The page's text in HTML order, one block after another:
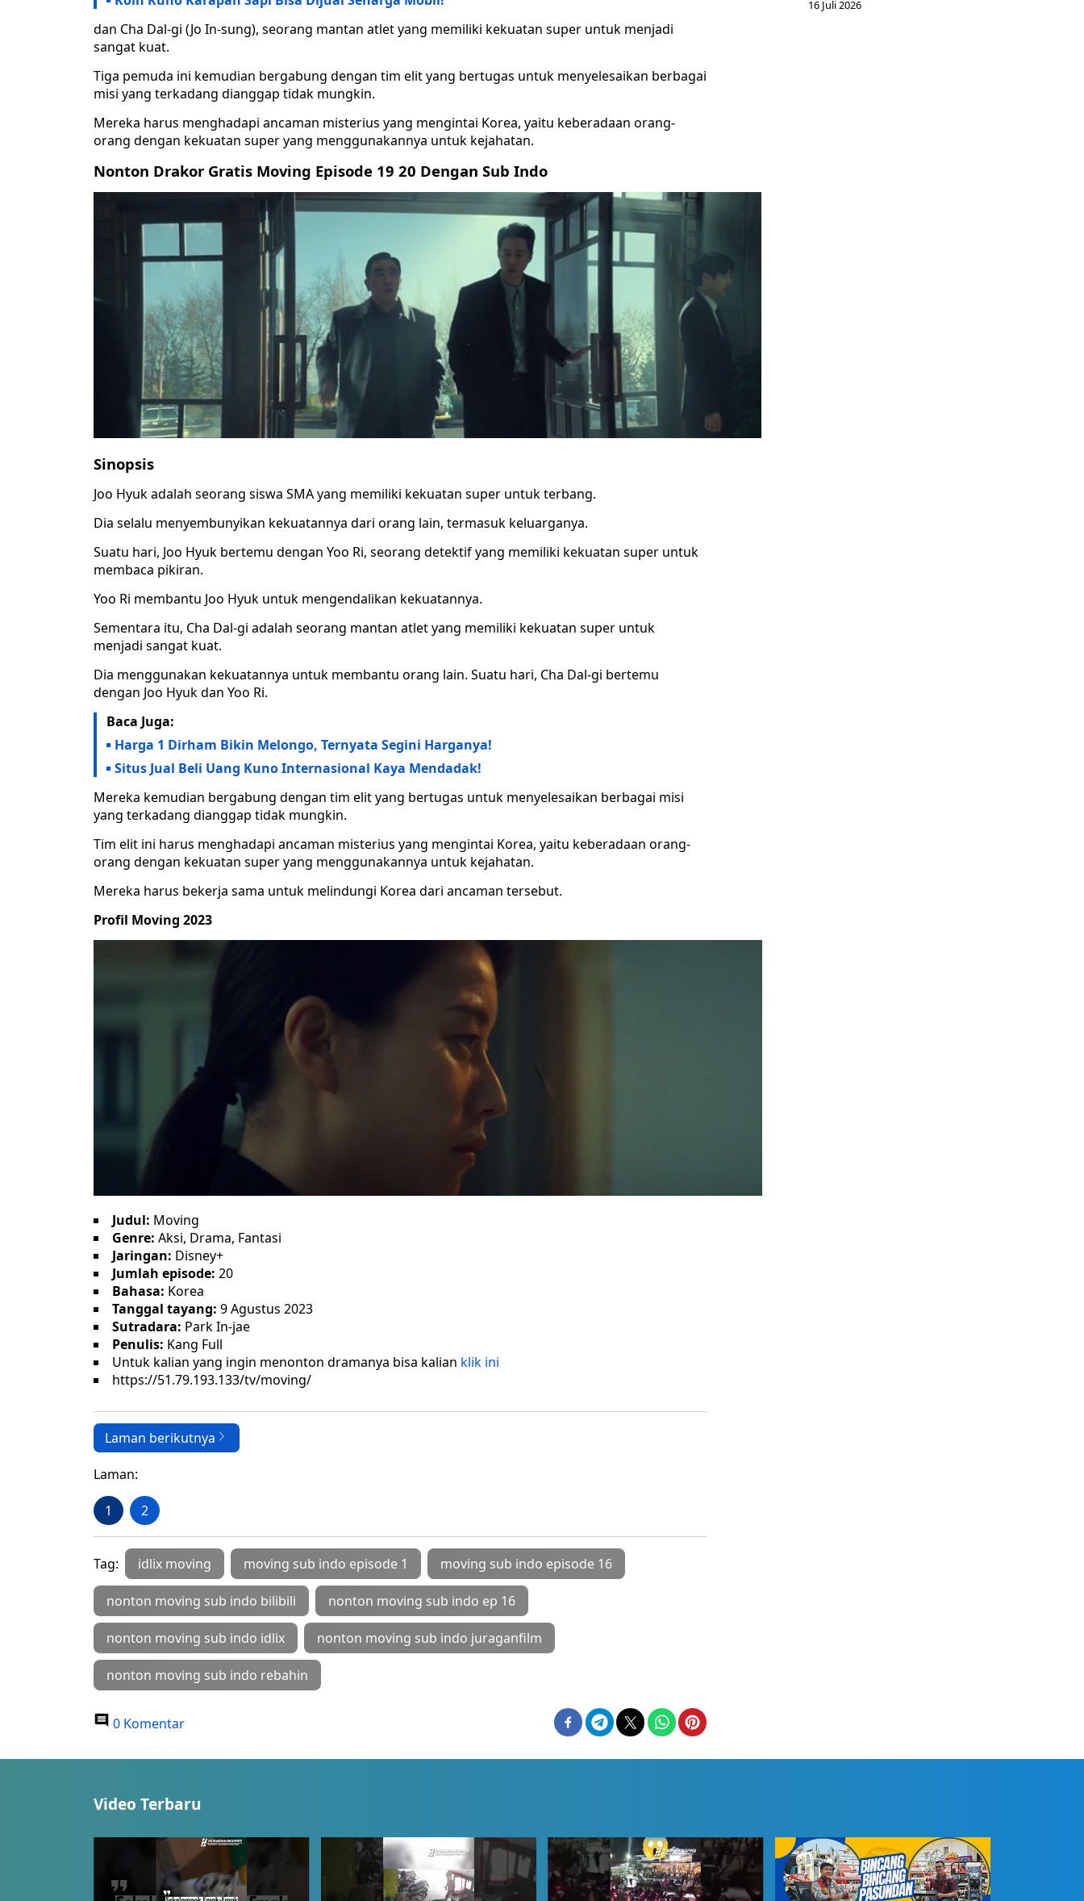
dan Cha Dal-gi (Jo In-sung), seorang mantan atlet yang memiliki kekuatan super untuk menjadi
sangat kuat.
Tiga pemuda ini kemudian bergabung dengan tim elit yang bertugas untuk menyelesaikan berbagai
misi yang terkadang dianggap tidak mungkin.
Mereka harus menghadapi ancaman misterius yang mengintai Korea, yaitu keberadaan orang-
orang dengan kekuatan super yang menggunakannya untuk kejahatan.
Nonton Drakor Gratis Moving Episode 19 20 Dengan Sub Indo
Sinopsis
Joo Hyuk adalah seorang siswa SMA yang memiliki kekuatan super untuk terbang.
Dia selalu menyembunyikan kekuatannya dari orang lain, termasuk keluarganya.
Suatu hari, Joo Hyuk bertemu dengan Yoo Ri, seorang detektif yang memiliki kekuatan super untuk
membaca pikiran.
Yoo Ri membantu Joo Hyuk untuk mengendalikan kekuatannya.
Sementara itu, Cha Dal-gi adalah seorang mantan atlet yang memiliki kekuatan super untuk
menjadi sangat kuat.
Dia menggunakan kekuatannya untuk membantu orang lain. Suatu hari, Cha Dal-gi bertemu
dengan Joo Hyuk dan Yoo Ri.
Baca Juga:
Harga 1 Dirham Bikin Melongo, Ternyata Segini Harganya!
Situs Jual Beli Uang Kuno Internasional Kaya Mendadak!
Mereka kemudian bergabung dengan tim elit yang bertugas untuk menyelesaikan berbagai misi
yang terkadang dianggap tidak mungkin.
Tim elit ini harus menghadapi ancaman misterius yang mengintai Korea, yaitu keberadaan orang-
orang dengan kekuatan super yang menggunakannya untuk kejahatan.
Mereka harus bekerja sama untuk melindungi Korea dari ancaman tersebut.
Profil Moving 2023
Judul: Moving
Genre: Aksi, Drama, Fantasi
Jaringan: Disney+
Jumlah episode: 20
Bahasa: Korea
Tanggal tayang: 9 Agustus 2023
Sutradara: Park In-jae
Penulis: Kang Full
Untuk kalian yang ingin menonton dramanya bisa kalian klik ini
https://51.79.193.133/tv/moving/
Laman berikutnya
Laman:
1 2
Tag: idlix moving moving sub indo episode 1 moving sub indo episode 16
nonton moving sub indo bilibili nonton moving sub indo ep 16
nonton moving sub indo idlix nonton moving sub indo juraganfilm
nonton moving sub indo rebahin
0 Komentar
16 Juli 2026
Video Terbaru